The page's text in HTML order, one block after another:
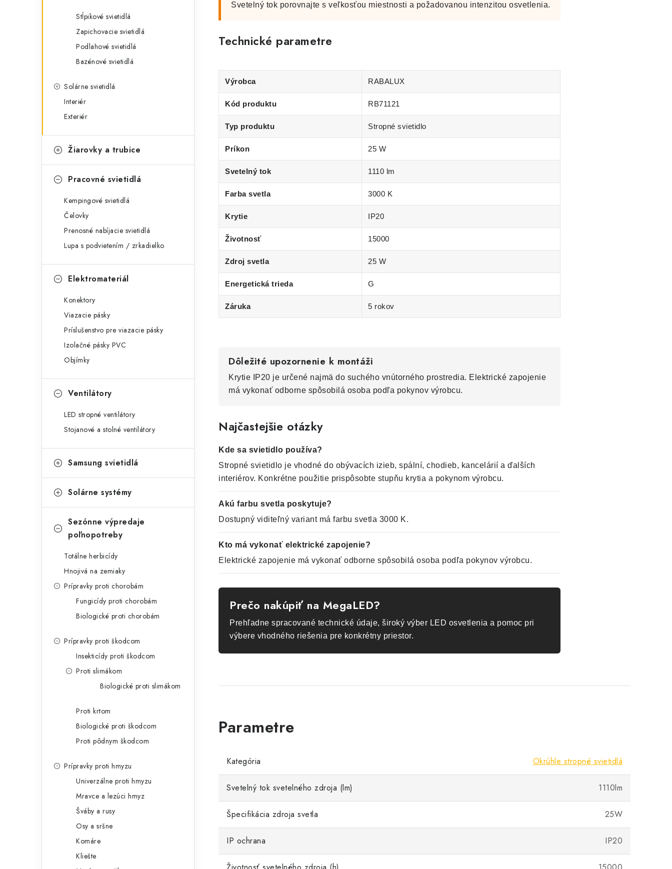
Stĺpikové svietidlá
Zapichovacie svietidlá
Podlahové svietidlá
Bazénové svietidlá
Solárne svietidlá
Interiér
Exteriér
Žiarovky a trubice
Pracovné svietidlá
Kempingové svietidlá
Čelovky
Prenosné nabíjacie svietidlá
Lupa s podvietením / zrkadielko
Elektromateriál
Konektory
Viazacie pásky
Príslušenstvo pre viazacie pásky
Izolačné pásky PVC
Objímky
Ventilátory
LED stropné ventilátory
Stojanové a stolné ventilátory
Samsung svietidlá
Solárne systémy
Sezónne výpredaje
poľnopotreby
Totálne herbicídy
Hnojivá na zemiaky
Prípravky proti chorobám
Fungicídy proti chorobám
Biologické proti chorobám
Prípravky proti škodcom
Insekticídy proti škodcom
Proti slimákom
Biologické proti slimákom
Proti krtom
Biologické proti škodcom
Proti pôdnym škodcom
Prípravky proti hmyzu
Univerzálne proti hmyzu
Mravce a lezúci hmyz
Šváby a rusy
Osy a sršne
Komáre
Kliešte
Svetelný tok porovnajte s veľkosťou miestnosti a požadovanou intenzitou osvetlenia.
Technické parametre
Výrobca RABALUX
Kód produktu RB71121
Typ produktu Stropné svietidlo
Príkon 25 W
Svetelný tok 1110 lm
Farba svetla 3000 K
Krytie IP20
Životnosť 15000
Zdroj svetla 25 W
Energetická trieda G
Záruka 5 rokov
Dôležité upozornenie k montáži
Krytie IP20 je určené najmä do suchého vnútorného prostredia. Elektrické zapojenie
má vykonať odborne spôsobilá osoba podľa pokynov výrobcu.
Najčastejšie otázky
Kde sa svietidlo používa?
Stropné svietidlo je vhodné do obývacích izieb, spální, chodieb, kancelárií a ďalších
interiérov. Konkrétne použitie prispôsobte stupňu krytia a pokynom výrobcu.
Akú farbu svetla poskytuje?
Dostupný viditeľný variant má farbu svetla 3000 K.
Kto má vykonať elektrické zapojenie?
Elektrické zapojenie má vykonať odborne spôsobilá osoba podľa pokynov výrobcu.
Prečo nakúpiť na MegaLED?
Prehľadne spracované technické údaje, široký výber LED osvetlenia a pomoc pri
výbere vhodného riešenia pre konkrétny priestor.
Kategória Okrúhle stropné svietidlá
Svetelný tok svetelného zdroja (lm) 1110lm
Špecifikácia zdroja svetla 25W
IP ochrana IP20